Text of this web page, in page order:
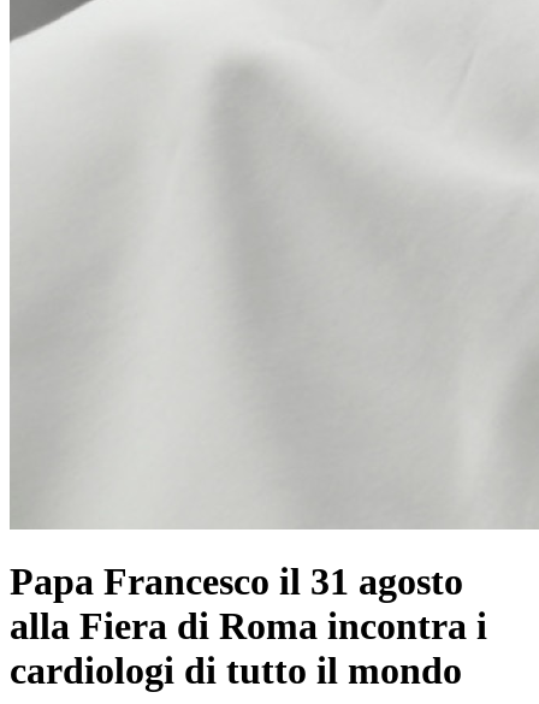
Papa Francesco il 31 agosto
alla Fiera di Roma incontra i
cardiologi di tutto il mondo